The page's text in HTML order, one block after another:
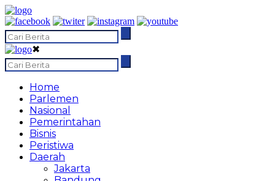
✖
Home
Parlemen
Nasional
Pemerintahan
Bisnis
Peristiwa
Daerah
Jakarta